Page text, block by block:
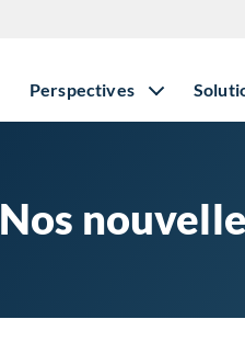
Perspectives
Nos